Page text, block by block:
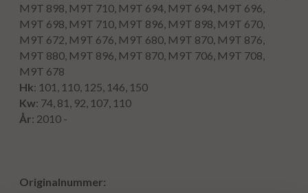
M9T 898, M9T 710, M9T 694, M9T 694, M9T 696,
M9T 698, M9T 710, M9T 896, M9T 898, M9T 670,
M9T 672, M9T 676, M9T 680, M9T 870, M9T 876,
M9T 880, M9T 896, M9T 870, M9T 706, M9T 708,
M9T 678
Hk: 101, 110, 125, 146, 150
Kw: 74, 81, 92, 107, 110
År: 2010 -
Originalnummer: